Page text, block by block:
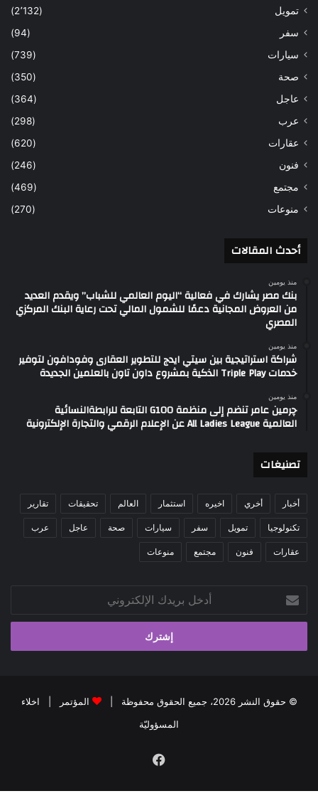
تمويل
(2٬132)
سفر
(94)
سيارات
(739)
صحة
(350)
عاجل
(364)
عرب
(298)
عقارات
(620)
فنون
(246)
مجتمع
(469)
منوعات
(270)
أحدث المقالات
منذ يومين
بنك مصر يشارك في فعالية “اليوم العالمي للشباب” ويقدم العديد
من العروض المجانية دعمًا للشمول المالي تحت رعاية البنك المركزي
المصري
منذ يومين
شراكة استراتيجية بين سيتي ايدج للتطوير العقارى وفودافون لتوفير
خدمات Triple Play الذكية بمشروع داون تاون بالعلمين الجديدة
منذ يومين
چرمين عامر تنضم إلى منظمة G100 التابعة للرابطةالنسائية
العالمية All Ladies League عن الإعلام الرقمي والتجارة الإلكترونية
تصنيغات
أخبار أخري اخيره استثمار العالم تحقيقات تقارير
تكنولوجيا تمويل سفر سيارات صحة عاجل عرب
عقارات فنون مجتمع منوعات
بريدك
الإلكتروني
© حقوق النشر 2026، جميع الحقوق محفوظة | المؤتمر
اخلاء
المسؤوليّة
فيسبوك